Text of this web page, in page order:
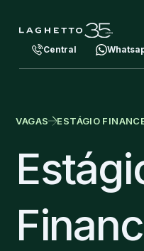
Central
VAGAS ESTÁGIO